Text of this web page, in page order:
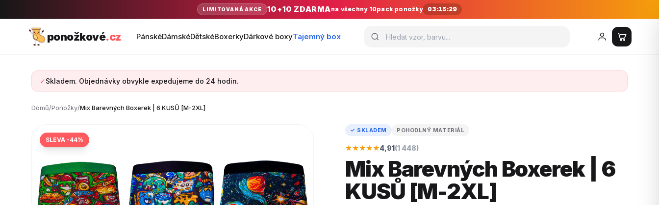
LIMITOVANÁ AKCE 10+10 ZDARMAna všechny 10pack ponožky 03:15:28
ponožkové.cz PánskéDámskéDětskéBoxerkyDárkové boxyTajemný box
✓ Skladem. Objednávky obvykle expedujeme do 24 hodin.
Domů/Ponožky/Mix Barevných Boxerek | 6 KUSŮ [M-2XL]
SLEVA -44%
✓ SKLADEM POHODLNÝ MATERIÁL
★★★★★4,91(1 448)
Mix Barevných Boxerek | 6
KUSŮ [M-2XL]